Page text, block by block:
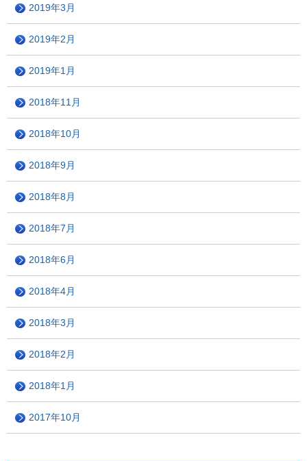
2019年3月
2019年2月
2019年1月
2018年11月
2018年10月
2018年9月
2018年8月
2018年7月
2018年6月
2018年4月
2018年3月
2018年2月
2018年1月
2017年10月